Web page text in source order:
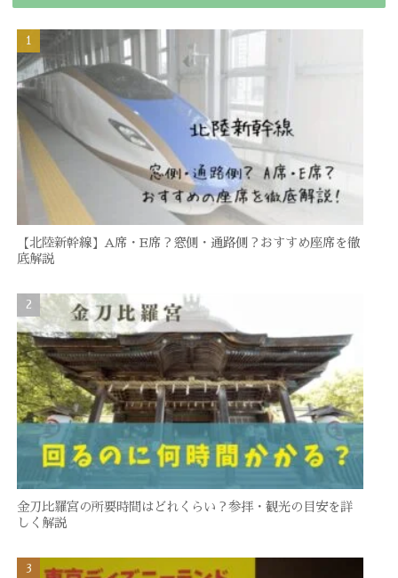
【北陸新幹線】A席・E席？窓側・通路側？おすすめ座席を徹
底解説
金刀比羅宮の所要時間はどれくらい？参拝・観光の目安を詳
しく解説